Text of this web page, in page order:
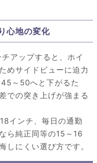
心地の変化
アップすると、ホイ
めサイドビューに迫力
～50へと下がるた
での突き上げが強まる
インチ、毎日の通勤
ら純正同等の15～16
しにくい選び方です。